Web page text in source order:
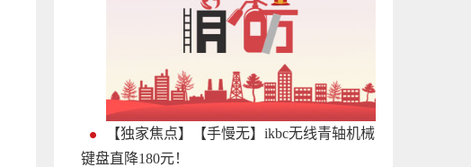
【独家焦点】【手慢无】ikbc无线青轴机械
键盘直降180元！